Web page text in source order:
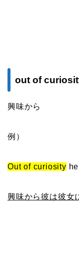
out of
興味から
例）
Out of curiosity
興味から彼は彼女